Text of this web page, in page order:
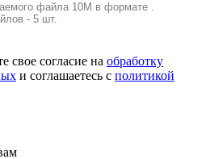
файла 10M в формате .
- 5 шт.
свое согласие на обработку
и соглашаетесь с политикой